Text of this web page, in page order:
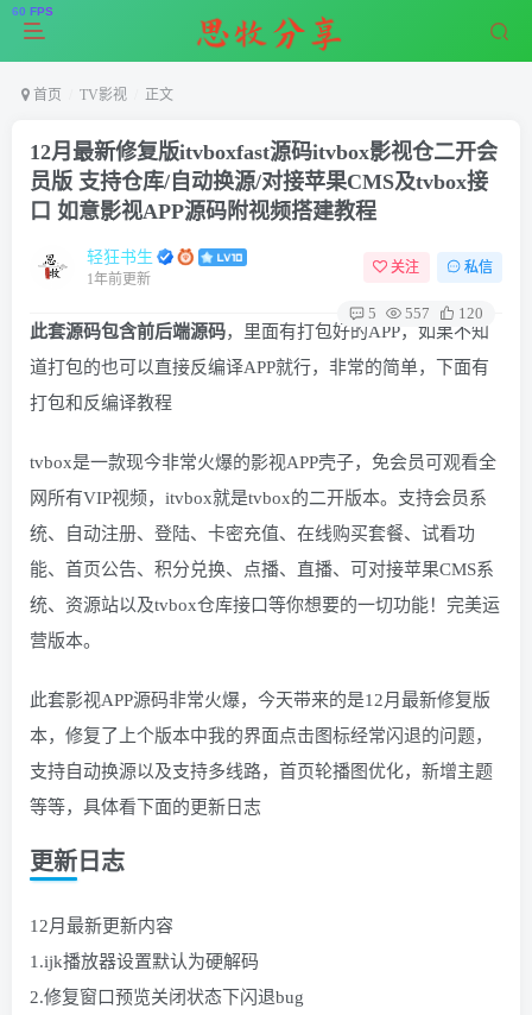
首页 TV影视 正文
12月最新修复版itvboxfast源码itvbox影视仓二开会
员版 支持仓库/自动换源/对接苹果CMS及tvbox接
口 如意影视APP源码附视频搭建教程
轻狂书生
1年前更新
关注 私信
5 557 120
此套源码包含前后端源码，里面有打包好的APP，如果不知
道打包的也可以直接反编译APP就行，非常的简单，下面有
打包和反编译教程
tvbox是一款现今非常火爆的影视APP壳子，免会员可观看全
网所有VIP视频，itvbox就是tvbox的二开版本。支持会员系
统、自动注册、登陆、卡密充值、在线购买套餐、试看功
能、首页公告、积分兑换、点播、直播、可对接苹果CMS系
统、资源站以及tvbox仓库接口等你想要的一切功能！完美运
营版本。
此套影视APP源码非常火爆，今天带来的是12月最新修复版
本，修复了上个版本中我的界面点击图标经常闪退的问题，
支持自动换源以及支持多线路，首页轮播图优化，新增主题
等等，具体看下面的更新日志
更新日志
12月最新更新内容
1.ijk播放器设置默认为硬解码
2.修复窗口预览关闭状态下闪退bug